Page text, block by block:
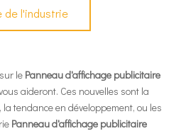
de l'industrie
le Panneau d'affichage publicitaire
aideront. Ces nouvelles sont la
tendance en développement, ou les
Panneau d'affichage publicitaire